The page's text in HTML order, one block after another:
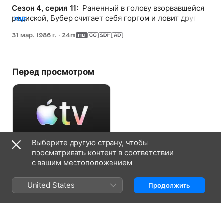
Сезон 4, серия 11: Раненный в голову взорвавшейся
редиской, Бубер считает себя горгом и ловит других
ЕЩЕ
31 мар. 1986 г. · 24m
Перед просмотром
Пробная подписка
7 дн. бесплатно, затем 199,00 ₽ в
месяц
Выберите другую страну, чтобы
просматривать контент в соответствии
с вашим местоположением
United States Продолжить